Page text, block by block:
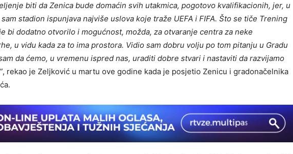
biti da Zenica bude domaćin svih utakmica, pogotovo kvalifikacionih, jer, u
stadion ispunjava najviše uslova koje traže UEFA i FIFA. Što se tiče Trening
bi dodatno otvorilo i mogućnost, možda, za otvaranje centra za neke
u vidu kada za to ima prostora. Vidio sam dobru volju po tom pitanju u Gradu
da ćemo, u vremenu ispred nas, uraditi dobre stvari i nastaviti da razvijamo
, rekao je Zeljković u martu ove godine kada je posjetio Zenicu i gradonačelnika